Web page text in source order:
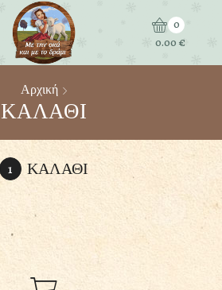
0
0.00€
Αρχική
ΚΑΛΑΘΙ
ΚΑΛΑΘΙ